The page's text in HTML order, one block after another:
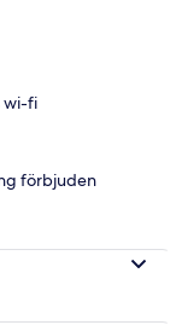
wi-fi
förbjuden